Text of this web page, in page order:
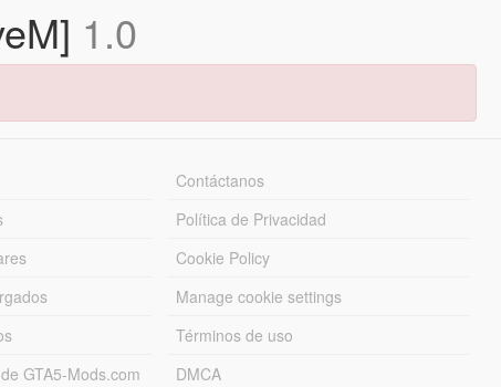
1.0
GTA5-Mods.com
Contáctanos
Política de Privacidad
Cookie Policy
Manage cookie settings
Términos de uso
DMCA